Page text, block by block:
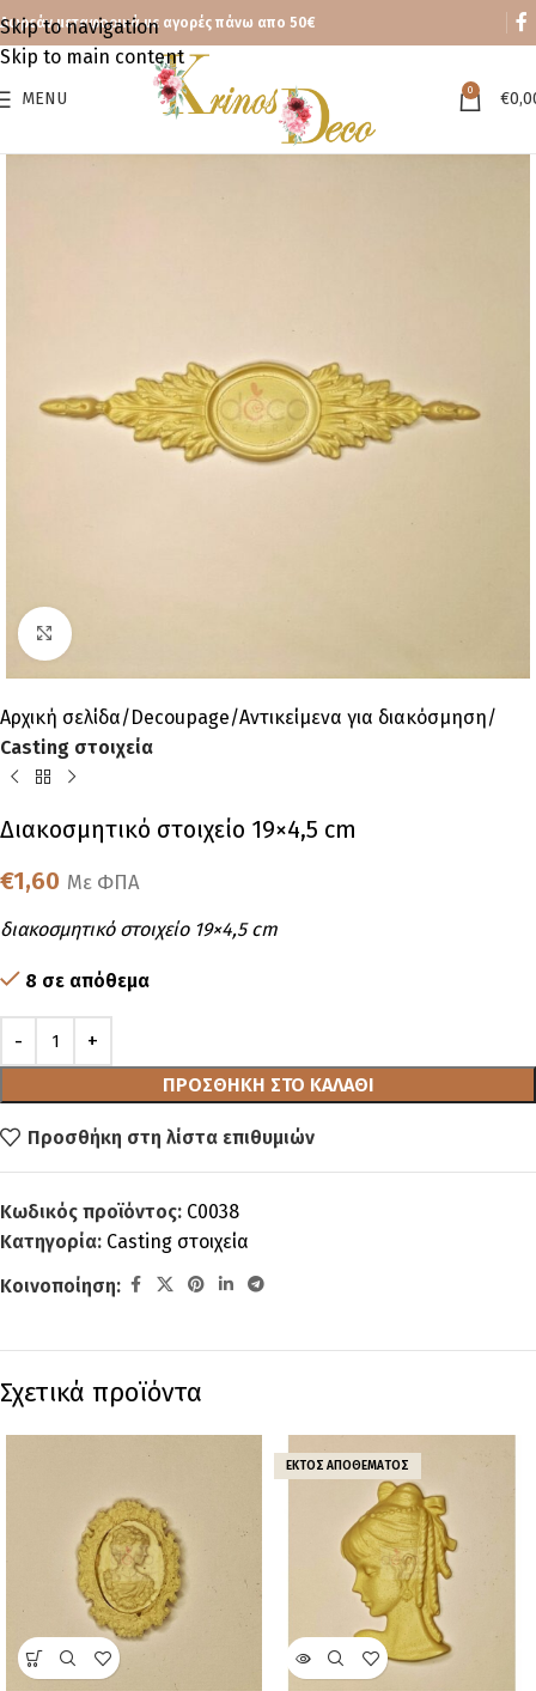
Skip to navigation
Skip to main content
Δωρεάν μεταφορικά με αγορές πάνω απο 50€
MENU 0 €
Click to enlarge
Αρχική σελίδα Decoupage Αντικείμενα για διακόσμηση
Casting στοιχεία
Διακοσμητικό στοιχείο 19×4,5 cm
€1,60 Με ΦΠΑ
διακοσμητικό στοιχείο 19×4,5 cm
8 σε απόθεμα
ΠΡΟΣΘΉΚΗ ΣΤΟ ΚΑΛΆΘΙ
Προσθήκη στη λίστα επιθυμιών
Κωδικός προϊόντος: C0038
Κατηγορία: Casting στοιχεία
Κοινοποίηση:
Σχετικά προϊόντα
ΕΚΤΌΣ ΑΠΟΘΈΜΑΤΟΣ